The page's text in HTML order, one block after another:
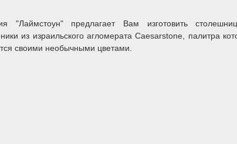
"Лаймстоун" предлагает Вам изготовить
из израильского агломерата Caesarstone, палитра
своими необычными цветами.